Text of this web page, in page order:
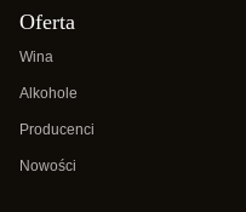
Oferta
Wina
Alkohole
Producenci
Nowości